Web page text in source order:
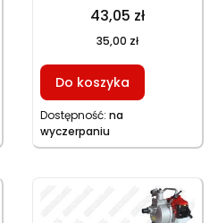
43,05 zł
35,00 zł
Do koszyka
Dostępność: na
wyczerpaniu